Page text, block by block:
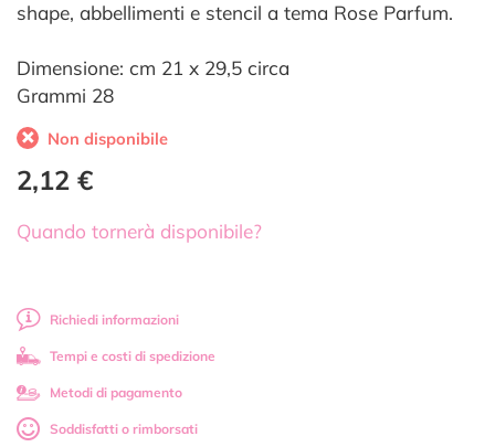
shape, abbellimenti e stencil a tema Rose Parfum.
Dimensione: cm 21 x 29,5 circa
Grammi 28
Non disponibile
2,12 €
Quando tornerà disponibile?
Richiedi informazioni
Tempi e costi di spedizione
Metodi di pagamento
Soddisfatti o rimborsati